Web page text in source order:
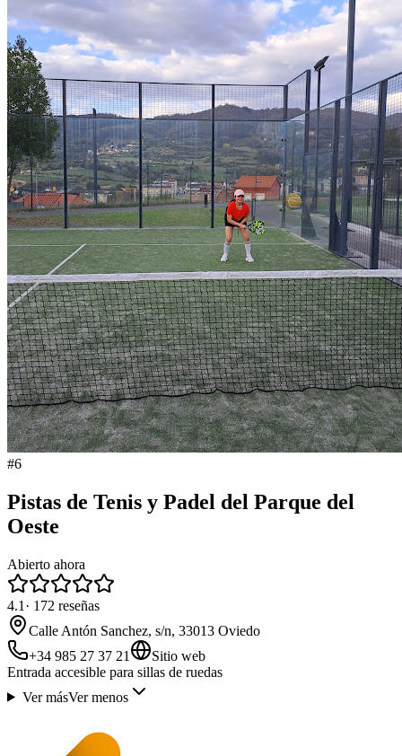
#6
Pistas de Tenis y Padel del Parque del
Oeste
Abierto ahora
4.1 · 172 reseñas
Calle Antón Sanchez, s/n, 33013 Oviedo
+34 985 27 37 21
Sitio web
Entrada accesible para sillas de ruedas
Ver másVer menos